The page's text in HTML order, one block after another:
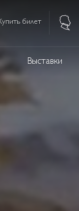
билет
Выставки